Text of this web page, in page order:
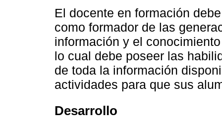
El docente en formación
como formador de las
información y el
lo cual debe poseer las
de toda la información
actividades para que sus
Desarrollo